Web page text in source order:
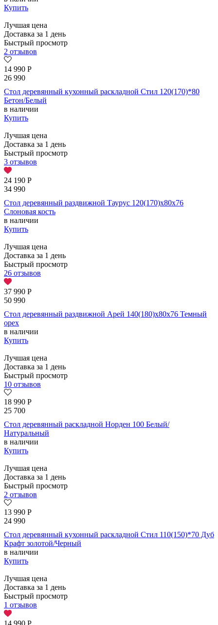
Купить
Лучшая цена
Доставка за 1 день
Быстрый просмотр
2 отзывов
14 990 Р
26 990
Стол деревянный кухонный раскладной Стил 120(170)*80
Бетон/Белый
в наличии
Купить
Лучшая цена
Доставка за 1 день
Быстрый просмотр
3 отзывов
24 190 Р
34 990
Стол деревянный раздвижной Таурус 120(170)х80х76
Cлоновая кость
в наличии
Купить
Лучшая цена
Доставка за 1 день
Быстрый просмотр
26 отзывов
37 990 Р
50 990
Стол деревянный раздвижной Арей 140(180)х80х76 Темный
орех
в наличии
Купить
Лучшая цена
Доставка за 1 день
Быстрый просмотр
10 отзывов
18 990 Р
25 700
Стол деревянный раскладной Норден 100 Белый/
Натуральный
в наличии
Купить
Лучшая цена
Доставка за 1 день
Быстрый просмотр
2 отзывов
13 990 Р
24 990
Стол деревянный кухонный раскладной Стил 110(150)*70 Дуб
Крафт золотой/Черный
в наличии
Купить
Лучшая цена
Доставка за 1 день
Быстрый просмотр
1 отзывов